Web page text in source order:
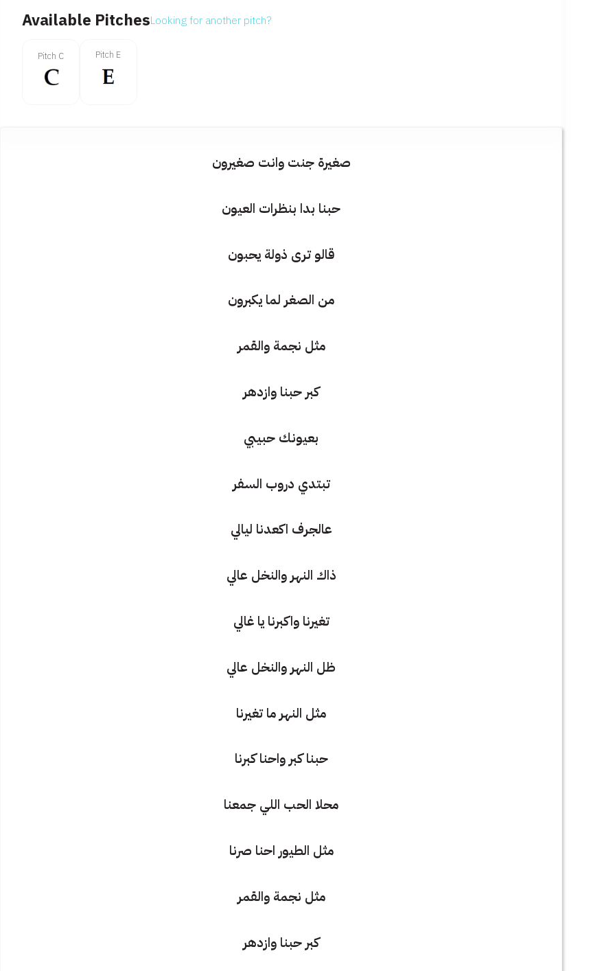
Available PitchesLooking for another pitch?
Pitch C Pitch E
صغيرة جنت وانت صغيرون
حبنا بدا بنظرات العيون
قالو ترى ذولة يحبون
من الصغر لما يكبرون
مثل نجمة والقمر
كبر حبنا وازدهر
بعيونك حبيبي
تبتدي دروب السفر
عالجرف اكعدنا ليالي
ذاك النهر والنخل عالي
تغيرنا واكبرنا يا غالي
ظل النهر والنخل عالي
مثل النهر ما تغيرنا
حبنا كبر واحنا كبرنا
محلا الحب اللي جمعنا
مثل الطيور احنا صرنا
مثل نجمة والقمر
كبر حبنا وازدهر